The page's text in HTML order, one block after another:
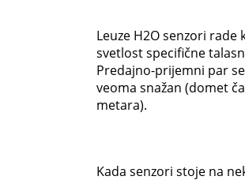
Leuze H2O senzori rade
svetlost specifične
Predajno-prijemni par
veoma snažan (domet
metara).
Kada senzori stoje na